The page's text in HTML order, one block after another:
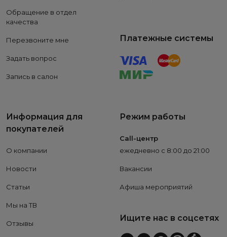
Обращение в отдел
качества
Перезвоните мне
Задать вопрос
Запись в салон
Платежные системы
Информация для
покупателей
О компании
Новости
Статьи
Мы на ТВ
Отзывы
Режим работы
Call-центр
ежедневно с 8:00 до 21:00
Вакансии
Афиша мероприятий
Ищите нас в соцсетях